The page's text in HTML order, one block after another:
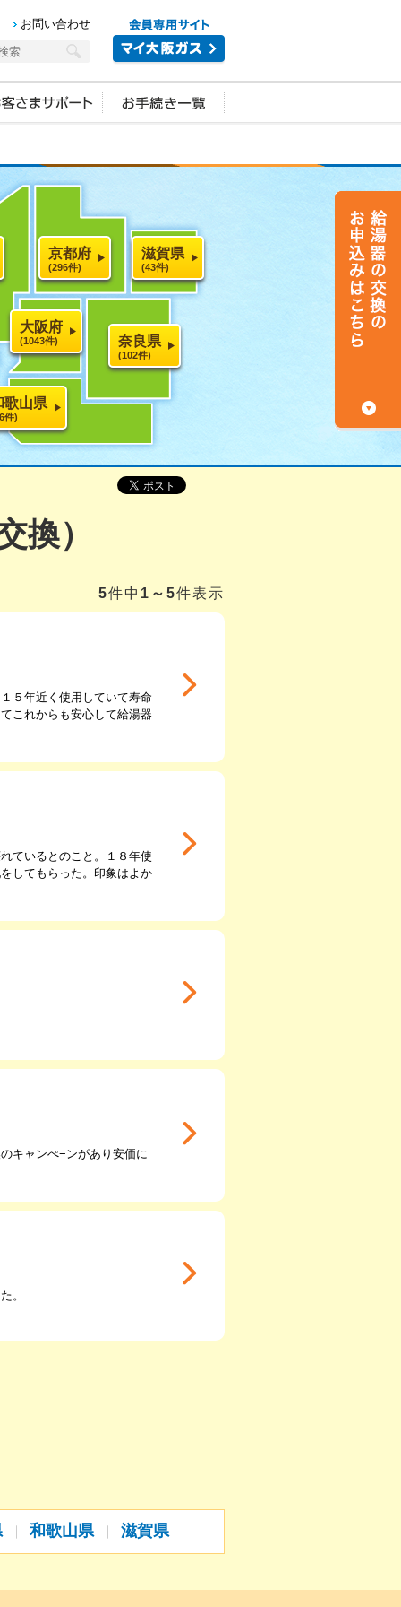
お問い合わせ
京都府
(296件)
滋賀県
(43件)
大阪府
(1043件) 奈良県
(102件)
歌山県
件)
換）
5件中 1～5件表示
５年近く使用していて寿命
これからも安心して給湯器
ているとのこと。１８年使
してもらった。印象はよか
キャンぺ−ンがあり安価に
。
和歌山県 滋賀県